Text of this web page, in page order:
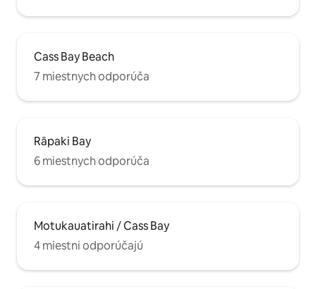
Cass Bay Beach
7 miestnych odporúča
Rāpaki Bay
6 miestnych odporúča
Motukauatirahi / Cass Bay
4 miestni odporúčajú